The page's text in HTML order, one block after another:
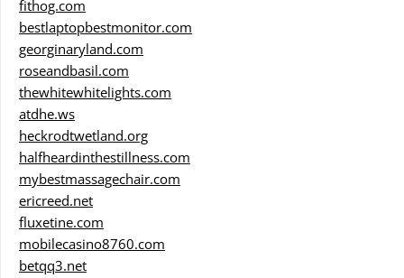
fithog.com
bestlaptopbestmonitor.com
georginaryland.com
roseandbasil.com
thewhitewhitelights.com
atdhe.ws
heckrodtwetland.org
halfheardinthestillness.com
mybestmassagechair.com
ericreed.net
fluxetine.com
mobilecasino8760.com
betqq3.net